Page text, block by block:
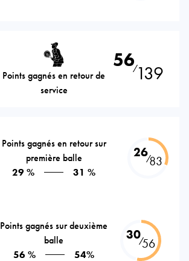
Points gagnés en retour de
service
56⁄139
Points gagnés en retour sur
première balle
29 %
31 %
26⁄83
Points gagnés sur deuxième
balle
56 %
54%
30⁄56